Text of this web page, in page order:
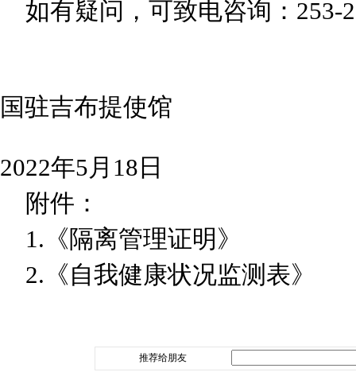
如有疑问，可致电咨询：253-
国驻吉布提使馆
2022年5月18日
附件：
1.《隔离管理证明》
2.《自我健康状况监测表》
推荐给朋友